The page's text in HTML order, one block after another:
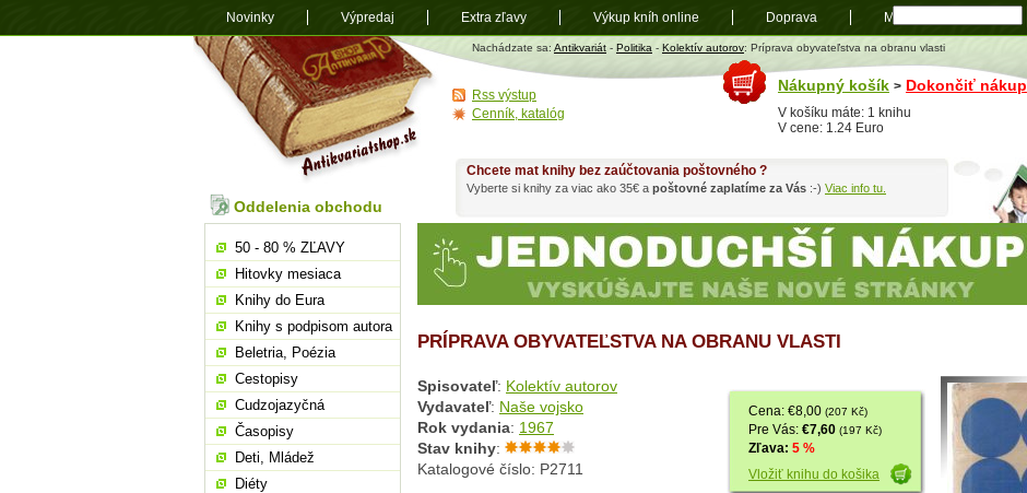
Antikvariát
shop.sk
Nachádzate sa: Antikvariát - Politika - Kolektív autorov: Príprava obyvateľstva na obranu vlasti
PRÍPRAVA OBYVATEĽSTVA NA OBRANU VLASTI
Cena: €8,00 (207 Kč)
Pre Vás: €7,60 (197 Kč)
Zľava: 5 %
Vložiť knihu do košika
Spisovateľ: Kolektív autorov
Vydavateľ: Naše vojsko
Rok vydania: 1967
Stav knihy:
Katalogové číslo: P2711
Chcete mat knihy bez zaúčtovania poštovného ?
Vyberte si knihy za viac ako 35€ a poštovné zaplatíme za Vás :-) Viac info tu.
Oddelenia obchodu
50 - 80 % ZĽAVY
Hitovky mesiaca
Knihy do Eura
Knihy s podpisom autora
Beletria, Poézia
Cestopisy
Cudzojazyčná
Časopisy
Deti, Mládež
Diéty
Nákupný košík > Dokončiť nákup
V košíku máte: 1 knihu
V cene: 1.24 Euro
Rss výstup
Cenník, katalóg
Novinky Výpredaj Extra zľavy Výkup kníh online Doprava Mapa